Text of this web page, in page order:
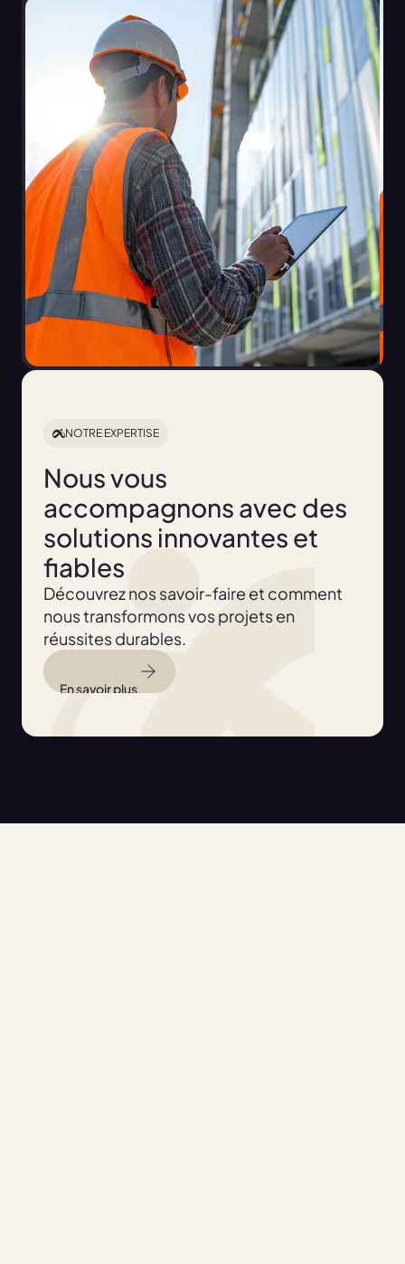
NOTRE EXPERTISE
Nous vous
accompagnons avec des
solutions innovantes et
fiables
Découvrez nos savoir-faire et comment
nous transformons vos projets en
réussites durables.
En savoir plus